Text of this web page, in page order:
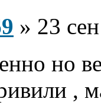
» 23
но
,